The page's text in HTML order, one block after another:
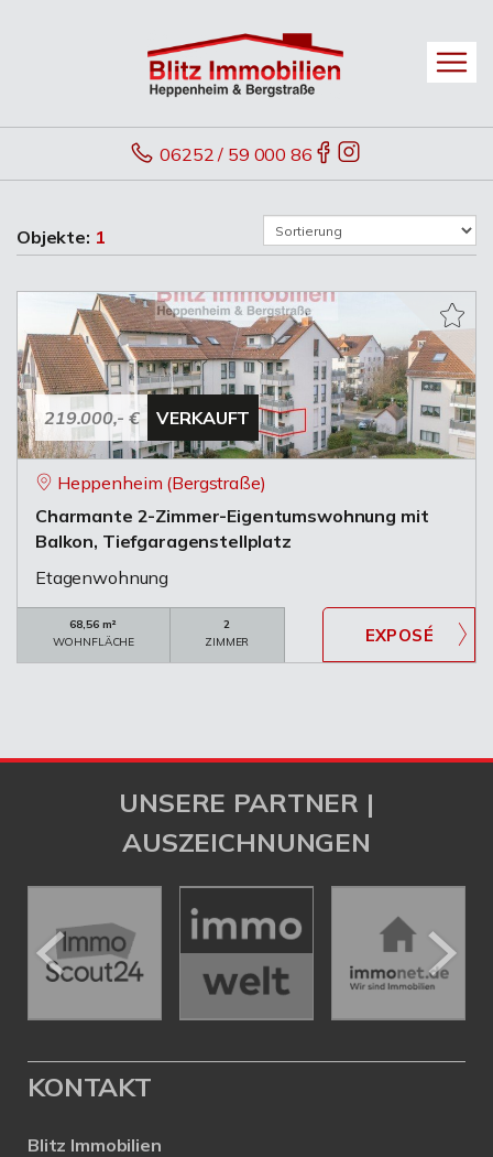
06252 / 59 000 86
Objekte: 1
219.000,- € VERKAUFT
Heppenheim (Bergstraße)
Charmante 2-Zimmer-Eigentumswohnung mit
Balkon, Tiefgaragenstellplatz
Etagenwohnung
68,56 m²
WOHNFLÄCHE
2
ZIMMER
UNSERE PARTNER |
AUSZEICHNUNGEN
KONTAKT
Blitz Immobilien